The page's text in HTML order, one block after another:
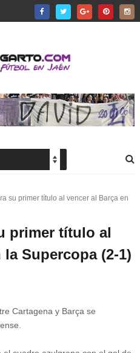
su primer título al vencer al Barça en
primer título al
Supercopa (2-1)
Cartagena y Barça se